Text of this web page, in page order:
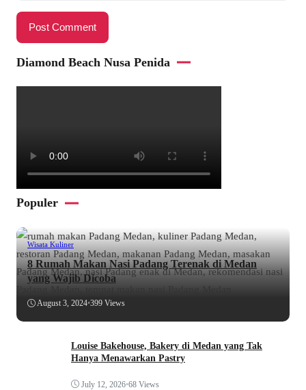
Diamond Beach Nusa Penida
Populer
Wisata Kuliner
8 Rumah Makan Nasi Padang Terenak di Medan
yang Wajib Dicoba
August 3, 2024•399 Views
Louise Bakehouse, Bakery di Medan yang Tak
Hanya Menawarkan Pastry
July 12, 2026•68 Views